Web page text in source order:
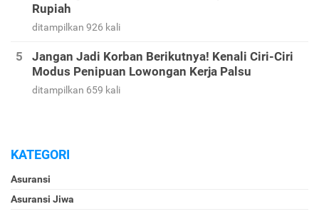
Rupiah
ditampilkan 926 kali
Jangan Jadi Korban Berikutnya! Kenali Ciri-Ciri
Modus Penipuan Lowongan Kerja Palsu
ditampilkan 659 kali
KATEGORI
Asuransi
Asuransi Jiwa